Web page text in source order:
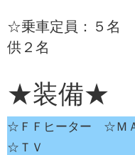
☆乗車定員：５名
供２名
★装備★
☆ＦＦヒーター ☆
☆ＴＶ